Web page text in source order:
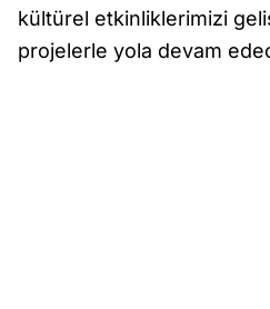
kültürel etkinliklerimizi
projelerle yola devam